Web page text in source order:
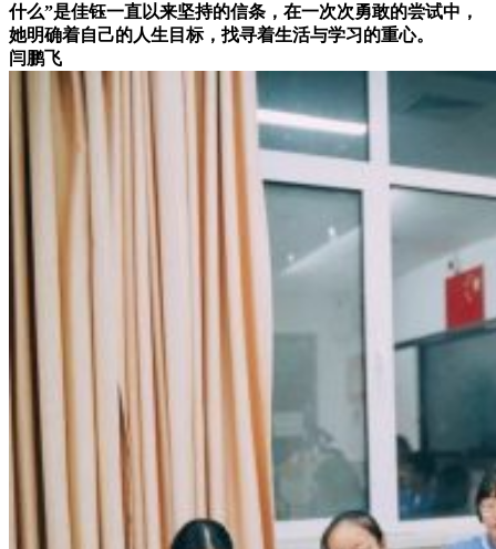
什么”是佳钰一直以来坚持的信条，在一次次勇敢的尝试中，
她明确着自己的人生目标，找寻着生活与学习的重心。
闫鹏飞